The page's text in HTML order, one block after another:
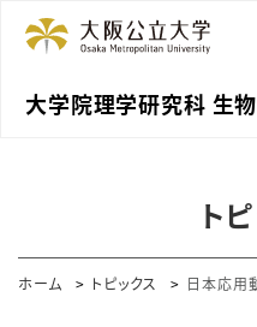
大学院理学研究科 生
ト
ホーム トピックス 日本応用